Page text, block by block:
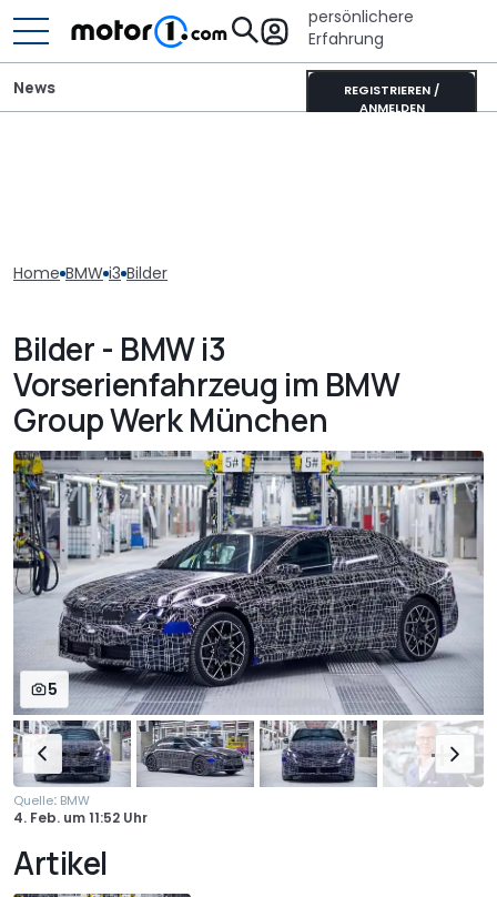
persönlichere
Erfahrung
REGISTRIEREN /
ANMELDEN
News
Home BMW i3 Bilder
Bilder - BMW i3
Vorserienfahrzeug im BMW
Group Werk München
5
Quelle: BMW
4. Feb. um11:52 Uhr
Artikel